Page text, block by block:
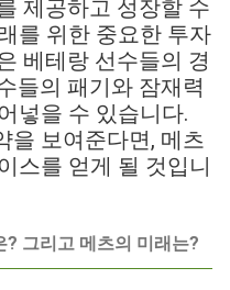
제공하고 성장할 수
를 위한 중요한 투자
베테랑 선수들의 경
들의 패기와 잠재력
넣을 수 있습니다.
을 보여준다면, 메츠
스를 얻게 될 것입니
? 그리고 메츠의 미래는?